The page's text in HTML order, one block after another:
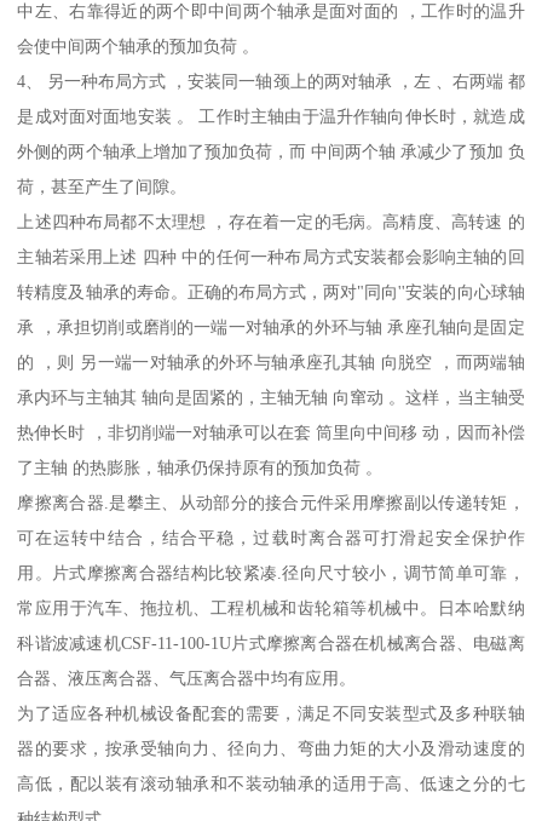
中左、右靠得近的两个即中间两个轴承是面对面的 ，工作时的温升
会使中间两个轴承的预加负荷 。
4、 另一种布局方式 ，安装同一轴颈上的两对轴承 ，左 、右两端 都
是成对面对面地安装 。 工作时主轴由于温升作轴向伸长时，就造成
外侧的两个轴承上增加了预加负荷，而 中间两个轴 承减少了预加 负
荷，甚至产生了间隙。
上述四种布局都不太理想 ，存在着一定的毛病。高精度、高转速 的
主轴若采用上述 四种 中的任何一种布局方式安装都会影响主轴的回
转精度及轴承的寿命。正确的布局方式，两对"同向''安装的向心球轴
承 ，承担切削或磨削的一端一对轴承的外环与轴 承座孔轴向是固定
的 ，则 另一端一对轴承的外环与轴承座孔其轴 向脱空 ，而两端轴
承内环与主轴其 轴向是固紧的，主轴无轴 向窜动 。这样，当主轴受
热伸长时 ，非切削端一对轴承可以在套 筒里向中间移 动，因而补偿
了主轴 的热膨胀，轴承仍保持原有的预加负荷 。
摩擦离合器.是攀主、从动部分的接合元件采用摩擦副以传递转矩，
可在运转中结合，结合平稳，过载时离合器可打滑起安全保护作
用。片式摩擦离合器结构比较紧凑.径向尺寸较小，调节简单可靠，
常应用于汽车、拖拉机、工程机械和齿轮箱等机械中。日本哈默纳
科谐波减速机CSF-11-100-1U片式摩擦离合器在机械离合器、电磁离
合器、液压离合器、气压离合器中均有应用。
为了适应各种机械设备配套的需要，满足不同安装型式及多种联轴
器的要求，按承受轴向力、径向力、弯曲力矩的大小及滑动速度的
高低，配以装有滚动轴承和不装动轴承的适用于高、低速之分的七